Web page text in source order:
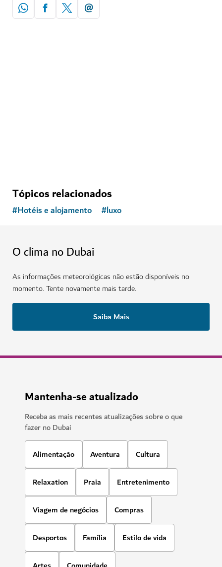
Mergulhe a novas profundidades na piscina recordista
141COMENTÁRIOS
HOTÉIS E ALOJAMENTO
Atlantis The Royal Dubai
aquáticas e uma vida de luxo
12,021COMENTÁRIOS